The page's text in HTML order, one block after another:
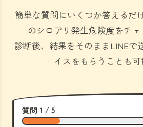
簡単な質問にいくつか答えるだ
のシロアリ発生危険度をチェ
診断後、結果をそのままLINEで
イスをもらうことも可
質問 1 / 5